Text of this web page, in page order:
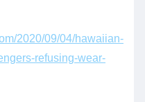
2020/09/04/hawaiian-
refusing-wear-